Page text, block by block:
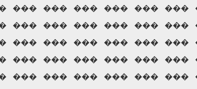
��� ��� ��� ��� ��� ���
��� ��� ��� ��� ��� ���
��� ��� ��� ��� ��� ���
��� ��� ��� ��� ��� ���
��� ��� ��� ��� ��� ���